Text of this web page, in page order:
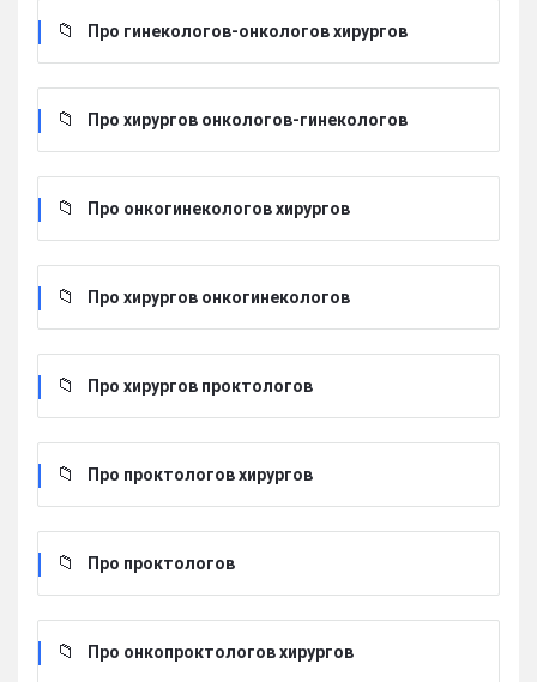
Про гинекологов-онкологов хирургов
Про хирургов онкологов-гинекологов
Про онкогинекологов хирургов
Про хирургов онкогинекологов
Про хирургов проктологов
Про проктологов хирургов
Про проктологов
Про онкопроктологов хирургов